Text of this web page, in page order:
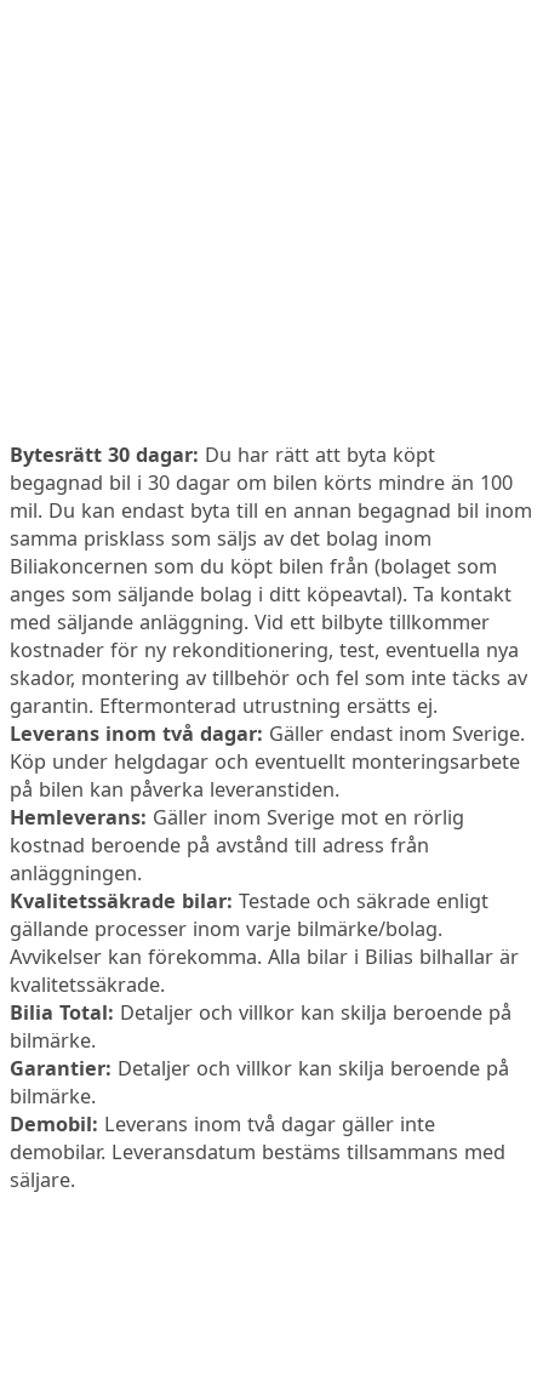
Bytesrätt 30 dagar: Du har rätt att byta köpt
begagnad bil i 30 dagar om bilen körts mindre än 100
mil. Du kan endast byta till en annan begagnad bil inom
samma prisklass som säljs av det bolag inom
Biliakoncernen som du köpt bilen från (bolaget som
anges som säljande bolag i ditt köpeavtal). Ta kontakt
med säljande anläggning. Vid ett bilbyte tillkommer
kostnader för ny rekonditionering, test, eventuella nya
skador, montering av tillbehör och fel som inte täcks av
garantin. Eftermonterad utrustning ersätts ej.
Leverans inom två dagar: Gäller endast inom Sverige.
Köp under helgdagar och eventuellt monteringsarbete
på bilen kan påverka leveranstiden.
Hemleverans: Gäller inom Sverige mot en rörlig
kostnad beroende på avstånd till adress från
anläggningen.
Kvalitetssäkrade bilar: Testade och säkrade enligt
gällande processer inom varje bilmärke/bolag.
Avvikelser kan förekomma. Alla bilar i Bilias bilhallar är
kvalitetssäkrade.
Bilia Total: Detaljer och villkor kan skilja beroende på
bilmärke.
Garantier: Detaljer och villkor kan skilja beroende på
bilmärke.
Demobil: Leverans inom två dagar gäller inte
demobilar. Leveransdatum bestäms tillsammans med
säljare.